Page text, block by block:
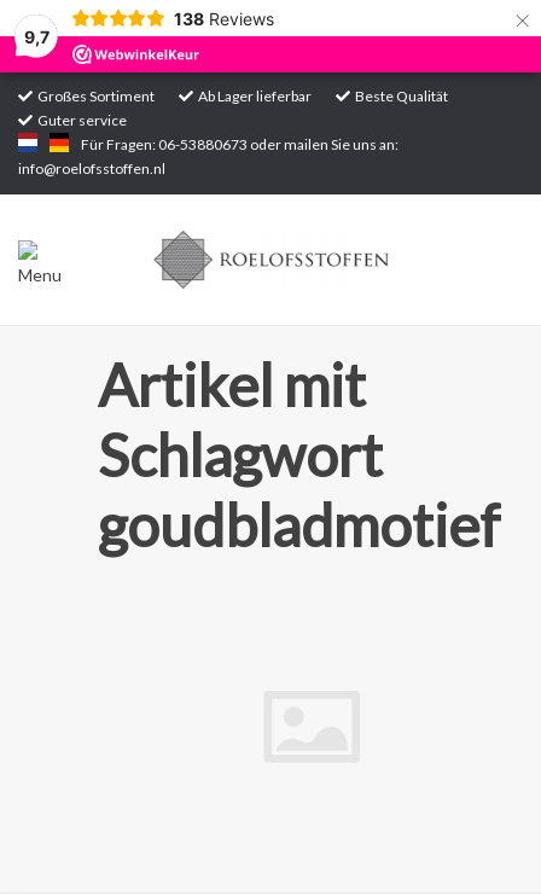
9,7
138 Reviews ×
Großes Sortiment Ab Lager lieferbar
Beste Qualität
Guter service
Für Fragen: 06-53880673 oder mailen Sie uns an:
info@roelofsstoffen.nl
Startseite
Sortiment
Artikel mit
Schlagwort
goudbladmotief